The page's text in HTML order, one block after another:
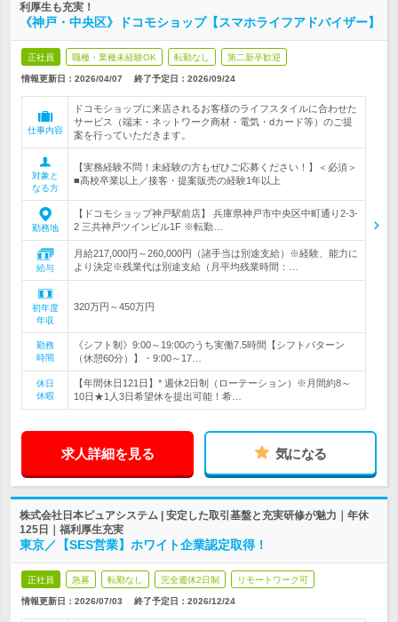
利厚生も充実！
《神戸・中央区》ドコモショップ【スマホライフアドバイザー】
正社員 職種・業種未経験OK 転勤なし 第二新卒歓迎
情報更新日：2026/04/07 終了予定日： 2026/09/24
仕事内容
ドコモショップに来店されるお客様のライフスタイルに合わせた
サービス（端末・ネットワーク商材・電気・dカード等）のご提
案を行っていただきます。
対象と
なる方
【実務経験不問！未経験の方もぜひご応募ください！】＜必須＞
■高校卒業以上／接客・提案販売の経験1年以上
勤務地
【ドコモショップ神戸駅前店】 兵庫県神戸市中央区中町通り2-3-
2 三共神戸ツインビル1F ※転勤…
給与
月給217,000円～260,000円（諸手当は別途支給）※経験、能力に
より決定※残業代は別途支給（月平均残業時間：…
初年度
年収
320万円～450万円
勤務
時間
《シフト制》9:00～19:00のうち実働7.5時間【シフトパターン
（休憩60分）】・9:00～17…
休日
休暇
【年間休日121日】* 週休2日制（ローテーション）※月間約8～
10日★1人3日希望休を提出可能！希…
求人詳細を見る 気になる
株式会社日本ピュアシステム | 安定した取引基盤と充実研修が魅力｜年休
125日｜福利厚生充実
東京／【SES営業】ホワイト企業認定取得！
正社員 急募 転勤なし 完全週休2日制 リモートワーク可
情報更新日：2026/07/03 終了予定日： 2026/12/24